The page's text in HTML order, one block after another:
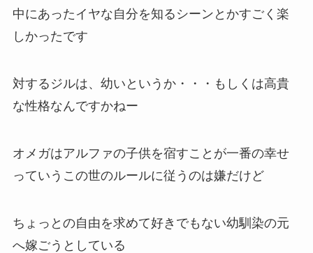
中にあったイヤな自分を知るシーンとかすごく楽
しかったです
対するジルは、幼いというか・・・もしくは高貴
な性格なんですかねー
オメガはアルファの子供を宿すことが一番の幸せ
っていうこの世のルールに従うのは嫌だけど
ちょっとの自由を求めて好きでもない幼馴染の元
へ嫁ごうとしている